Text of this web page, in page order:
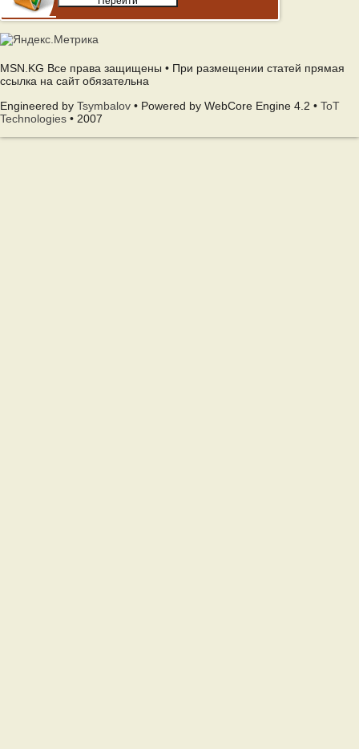
MSN.KG Все права защищены • При размещении статей прямая
ссылка на сайт обязательна
Engineered by Tsymbalov • Powered by WebCore Engine 4.2 • ToT
Technologies • 2007